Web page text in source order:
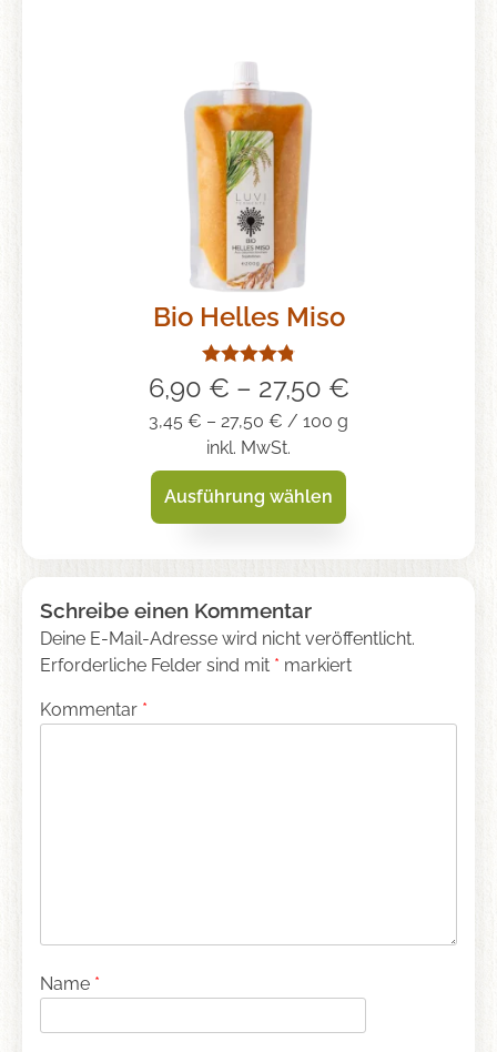
content
Bio Helles Miso
Bewertet mit
6,90 € – 27,50 €
3,45 € – 27,50 € / 100 g
inkl. MwSt.
Ausführung wählen
Dieses
weist
mehrere
Varianten
Die
Schreibe einen Kommentar
Deine E-Mail-Adresse wird nicht veröffentlicht.
Erforderliche Felder sind mit * markiert
Kommentar *
Name *